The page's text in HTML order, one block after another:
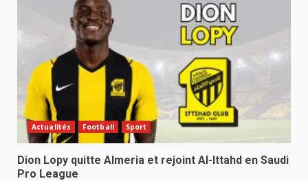
Actualités Football Sport
Dion Lopy quitte Almeria et rejoint Al-Ittahd en Saudi
Pro League